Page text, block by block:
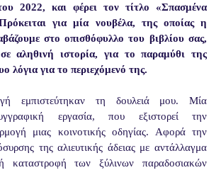
2022, και φέρει τον τίτλο «Σπασμένα
για μία νουβέλα, της οποίας η
στο οπισθόφυλλο του βιβλίου σας,
αληθινή ιστορία, για το παραμύθι της
λόγια για το περιεχόμενό της.
εμπιστεύτηκαν τη δουλειά μου. Μία
εργασία, που εξιστορεί την
μιας κοινοτικής οδηγίας. Αφορά την
της αλιευτικής άδειας με αντάλλαγμα
καταστροφή των ξύλινων παραδοσιακών